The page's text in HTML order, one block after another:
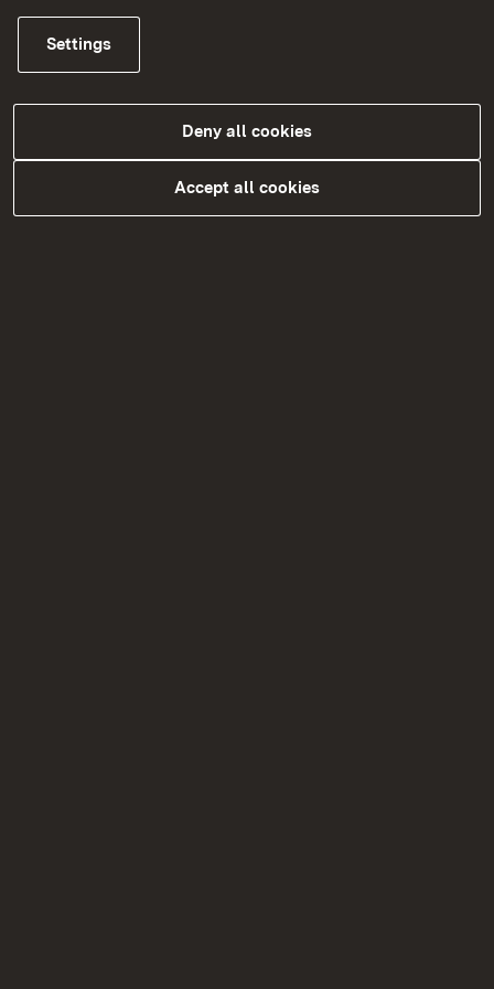
ggf. 154 Seminarstunden (§ 2 Abs. 2 Satz 5
ÄAppO) entsprechend der jeweiligen
Studienordnung) und ein benotetes Wahlfach (§ 2
Weiter ist die Teilnahme an einerAusbildung in
Erster Hilfe(§ 5 ÄAppO) und über die Ableistung
Settings
Deny all cookies
Accept all cookies